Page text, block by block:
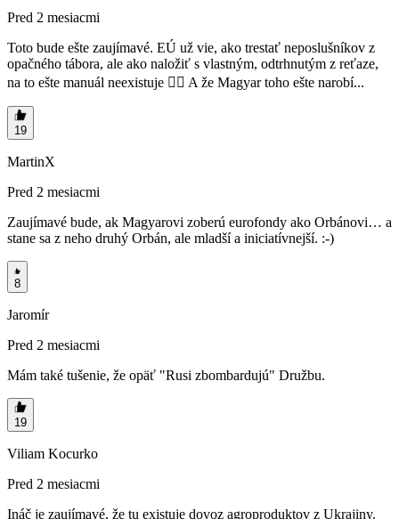
Pred 2 mesiacmi
Toto bude ešte zaujímavé. EÚ už vie, ako trestať neposlušníkov z
opačného tábora, ale ako naložiť s vlastným, odtrhnutým z reťaze,
na to ešte manuál neexistuje 🤷‍♂️ A že Magyar toho ešte narobí...
19
MartinX
Pred 2 mesiacmi
Zaujímavé bude, ak Magyarovi zoberú eurofondy ako Orbánovi… a
stane sa z neho druhý Orbán, ale mladší a iniciatívnejší. :-)
8
Jaromír
Pred 2 mesiacmi
Mám také tušenie, že opäť "Rusi zbombardujú" Družbu.
19
Viliam Kocurko
Pred 2 mesiacmi
Ináč je zaujímavé, že tu existuje dovoz agroproduktov z Ukrajiny.